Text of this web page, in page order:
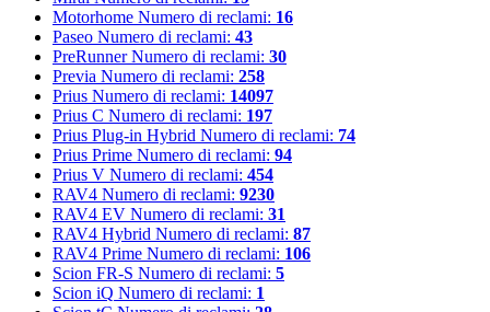
Motorhome Numero di reclami: 16
Paseo Numero di reclami: 43
PreRunner Numero di reclami: 30
Previa Numero di reclami: 258
Prius Numero di reclami: 14097
Prius C Numero di reclami: 197
Prius Plug-in Hybrid Numero di reclami: 74
Prius Prime Numero di reclami: 94
Prius V Numero di reclami: 454
RAV4 Numero di reclami: 9230
RAV4 EV Numero di reclami: 31
RAV4 Hybrid Numero di reclami: 87
RAV4 Prime Numero di reclami: 106
Scion FR-S Numero di reclami: 5
Scion iQ Numero di reclami: 1